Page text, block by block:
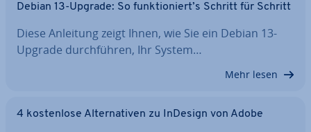
Debian 13-Upgrade: So funk­tio­niert’s Schritt für Schritt
Diese Anleitung zeigt Ihnen, wie Sie ein Debian 13-
Upgrade durch­füh­ren, Ihr System…
Mehr lesen
4 kos­ten­lo­se Al­ter­na­ti­ven zu InDesign von Adobe